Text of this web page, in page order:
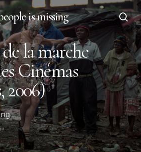
is missing
la marche
Cinémas
2006)